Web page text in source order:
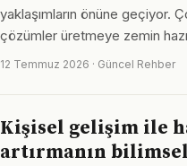
yaklaşımların önüne geçiyor.
çözümler üretmeye zemin
12 Temmuz 2026 · Güncel Rehber
Kişisel gelişim ile
artırmanın